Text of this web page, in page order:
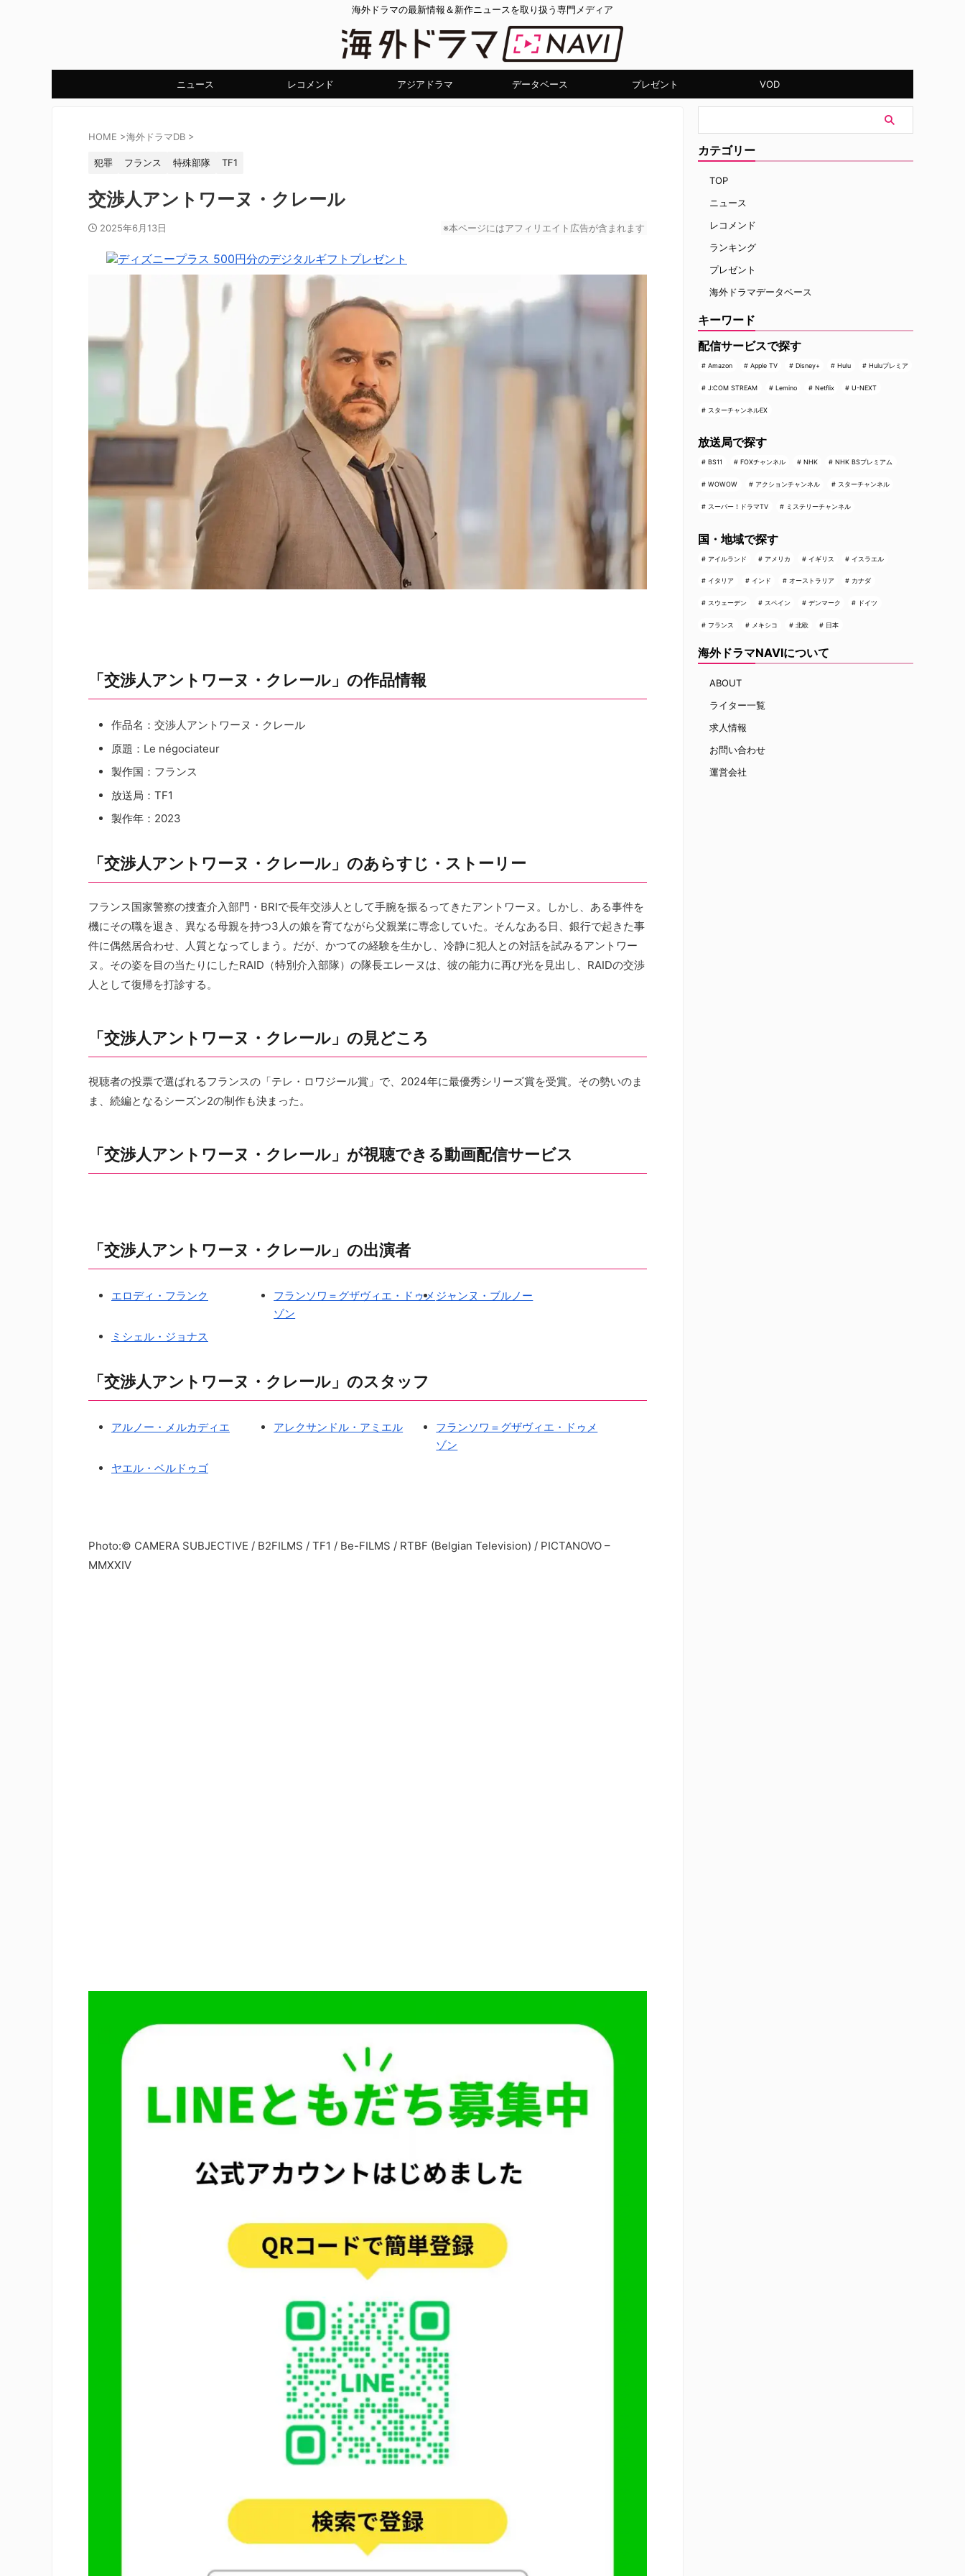
海外ドラマの最新情報＆新作ニュースを取り扱う専門メディア
ニュース レコメンド アジアドラマ データベース プレゼント VOD
HOME >海外ドラマDB >
犯罪 フランス 特殊部隊 TF1
交渉人アントワーヌ・クレール
2025年6月13日 ※本ページにはアフィリエイト広告が含まれます
「交渉人アントワーヌ・クレール」の作品情報
作品名：交渉人アントワーヌ・クレール
原題：Le négociateur
製作国：フランス
放送局：TF1
製作年：2023
「交渉人アントワーヌ・クレール」のあらすじ・ストーリー
フランス国家警察の捜査介入部門・BRIで長年交渉人として手腕を振るってきたアントワーヌ。しかし、ある事件を
機にその職を退き、異なる母親を持つ3人の娘を育てながら父親業に専念していた。そんなある日、銀行で起きた事
件に偶然居合わせ、人質となってしまう。だが、かつての経験を生かし、冷静に犯人との対話を試みるアントワー
ヌ。その姿を目の当たりにしたRAID（特別介入部隊）の隊長エレーヌは、彼の能力に再び光を見出し、RAIDの交渉
人として復帰を打診する。
「交渉人アントワーヌ・クレール」の見どころ
視聴者の投票で選ばれるフランスの「テレ・ロワジール賞」で、2024年に最優秀シリーズ賞を受賞。その勢いのま
ま、続編となるシーズン2の制作も決まった。
「交渉人アントワーヌ・クレール」が視聴できる動画配信サービス
「交渉人アントワーヌ・クレール」の出演者
エロディ・フランク
フランソワ＝グザヴィエ・ドゥメ
ゾン
ジャンヌ・ブルノー
ミシェル・ジョナス
「交渉人アントワーヌ・クレール」のスタッフ
アルノー・メルカディエ アレクサンドル・アミエル
フランソワ＝グザヴィエ・ドゥメ
ゾン
ヤエル・ベルドゥゴ
Photo:© CAMERA SUBJECTIVE / B2FILMS / TF1 / Be-FILMS / RTBF (Belgian Television) / PICTANOVO –
MMXXIV
カテゴリー
TOP
ニュース
レコメンド
ランキング
プレゼント
海外ドラマデータベース
キーワード
配信サービスで探す
Amazon Apple TV Disney+ Hulu Huluプレミア
J:COM STREAM Lemino Netflix U-NEXT
スターチャンネルEX
放送局で探す
BS11 FOXチャンネル NHK NHK BSプレミアム
WOWOW アクションチャンネル スターチャンネル
スーパー！ドラマTV ミステリーチャンネル
国・地域で探す
アイルランド アメリカ イギリス イスラエル
イタリア インド オーストラリア カナダ
スウェーデン スペイン デンマーク ドイツ
フランス メキシコ 北欧 日本
海外ドラマNAVIについて
ABOUT
ライター一覧
求人情報
お問い合わせ
運営会社